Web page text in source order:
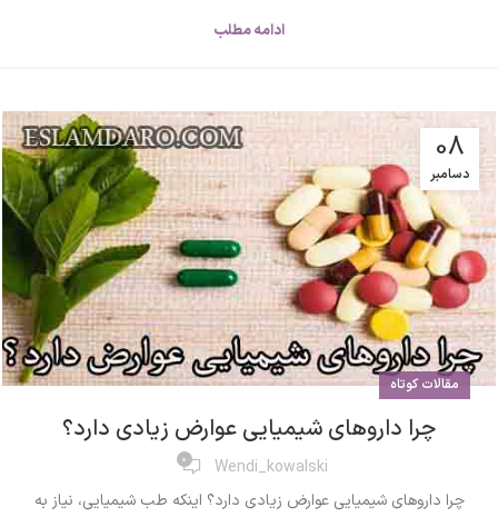
ادامه مطلب
08
دسامبر
مقالات کوتاه
چرا داروهای شیمیایی عوارض زیادی دارد؟
Wendi_kowalski
0
چرا داروهای شیمیایی عوارض زیادی دارد؟ اینکه طب شیمیایی، نیاز به